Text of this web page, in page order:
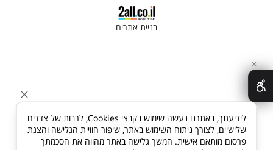
בניית אתרים
✕
לידיעתך, באתרנו נעשה שימוש בקבצי Cookies, לרבות של צדדים
שלישיים, לצורך ניתוח השימוש באתר, שיפור חוויית הגלישה והצגת
פרסום מותאם אישית. המשך גלישה באתר מהווה את הסכמתך